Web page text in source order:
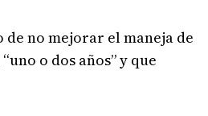
de no mejorar el maneja de
o dos años” y que